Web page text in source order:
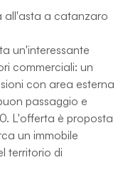
all'asta a catanzaro
un'interessante
commerciali: un
con area esterna
passaggio e
L'offerta è proposta
un immobile
territorio di